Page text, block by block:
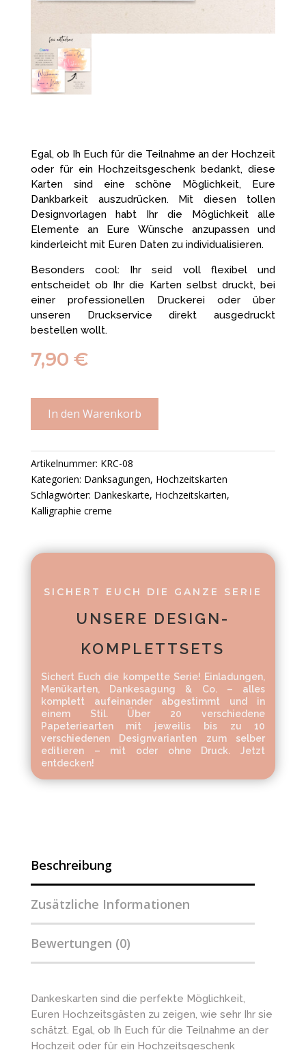
Egal, ob Ih Euch für die Teilnahme an der Hochzeit
oder für ein Hochzeitsgeschenk bedankt, diese
Karten sind eine schöne Möglichkeit, Eure
Dankbarkeit auszudrücken. Mit diesen tollen
Designvorlagen habt Ihr die Möglichkeit alle
Elemente an Eure Wünsche anzupassen und
kinderleicht mit Euren Daten zu individualisieren.
Besonders cool: Ihr seid voll flexibel und
entscheidet ob Ihr die Karten selbst druckt, bei
einer professionellen Druckerei oder über
unseren Druckservice direkt ausgedruckt
bestellen wollt.
7,90 €
In den Warenkorb
Artikelnummer: KRC-08
Kategorien: Danksagungen, Hochzeitskarten
Schlagwörter: Dankeskarte, Hochzeitskarten,
Kalligraphie creme
SICHERT EUCH DIE GANZE SERIE
UNSERE DESIGN-
KOMPLETTSETS
Sichert Euch die kompette Serie! Einladungen,
Menükarten, Dankesagung & Co. – alles
komplett aufeinander abgestimmt und in
einem Stil. Über 20 verschiedene
Papeteriearten mit jeweilis bis zu 10
verschiedenen Designvarianten zum selber
editieren – mit oder ohne Druck. Jetzt
entdecken!
Beschreibung
Zusätzliche Informationen
Bewertungen (0)
Dankeskarten sind die perfekte Möglichkeit,
Euren Hochzeitsgästen zu zeigen, wie sehr Ihr sie
schätzt. Egal, ob Ih Euch für die Teilnahme an der
Hochzeit oder für ein Hochzeitsgeschenk